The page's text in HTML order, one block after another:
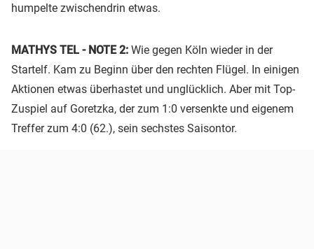
humpelte zwischendrin etwas.
MATHYS TEL - NOTE 2: Wie gegen Köln wieder in der
Startelf. Kam zu Beginn über den rechten Flügel. In einigen
Aktionen etwas überhastet und unglücklich. Aber mit Top-
Zuspiel auf Goretzka, der zum 1:0 versenkte und eigenem
Treffer zum 4:0 (62.), sein sechstes Saisontor.